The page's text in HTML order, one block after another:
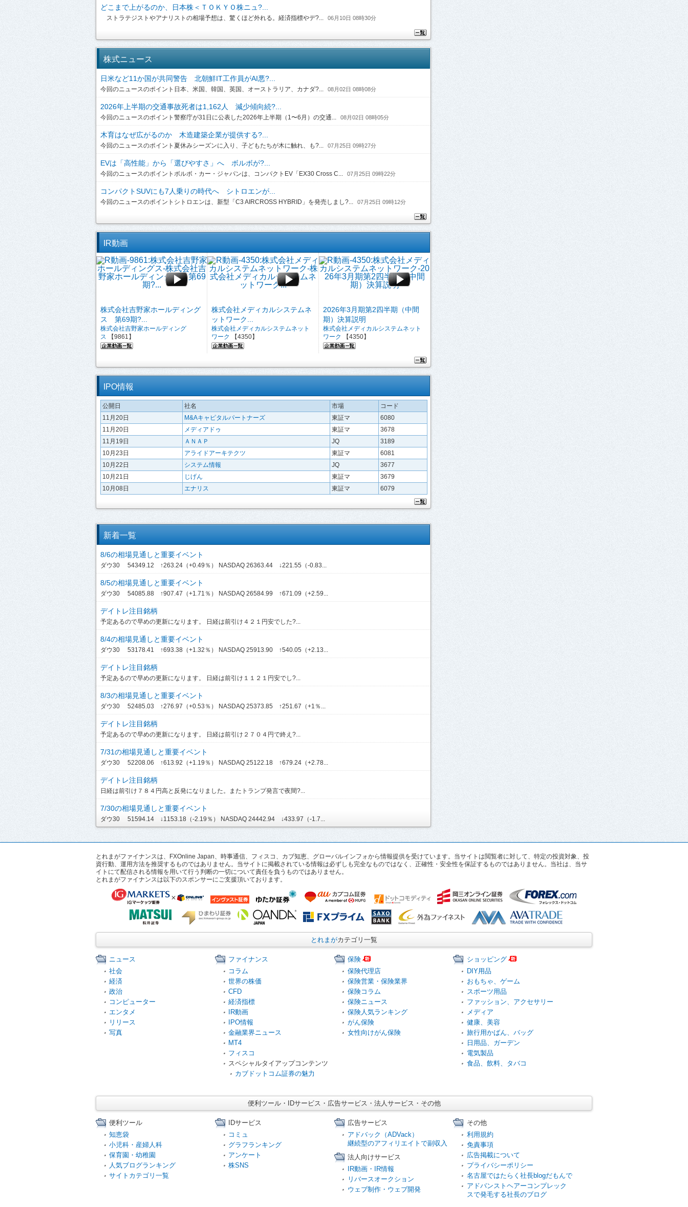
どこまで上がるのか、日本株＜ＴＯＫＹＯ株ニュ?...
ストラテジストやアナリストの相場予想は、驚くほど外れる。経済指標やデ?... 06月10日 08時30分
株式ニュース
日米など11か国が共同警告 北朝鮮IT工作員がAI悪?...
今回のニュースのポイント日本、米国、韓国、英国、オーストラリア、カナダ?... 08月02日 08時08分
2026年上半期の交通事故死者は1,162人 減少傾向続?...
今回のニュースのポイント警察庁が31日に公表した2026年上半期（1〜6月）の交通... 08月02日 08時05分
木育はなぜ広がるのか 木造建築企業が提供する?...
今回のニュースのポイント夏休みシーズンに入り、子どもたちが木に触れ、も?... 07月25日 09時27分
EVは「高性能」から「選びやすさ」へ ボルボが?...
今回のニュースのポイントボルボ・カー・ジャパンは、コンパクトEV「EX30 Cross C... 07月25日 09時22分
コンパクトSUVにも7人乗りの時代へ シトロエンが...
今回のニュースのポイントシトロエンは、新型「C3 AIRCROSS HYBRID」を発売しまし?... 07月25日 09時12分
IR動画
株式会社吉野家ホールディング
ス 第69期?...
株式会社吉野家ホールディング
ス 【9861】
株式会社メディカルシステムネ
ットワーク...
株式会社メディカルシステムネット
ワーク
【4350】
2026年3月期第2四半期（中間
期）決算説明
株式会社メディカルシステムネット
ワーク
【4350】
IPO情報
公開日 社名 市場
コード
11月20日
M&Aキャピタルパートナーズ 東証マ
6080
11月20日
メディアドゥ 東証マ
3678
11月19日
ＡＮＡＰ JQ
3189
10月23日
アライドアーキテクツ 東証マ
6081
10月22日
システム情報 JQ
3677
10月21日
じげん 東証マ
3679
10月08日
エナリス 東証マ 6079
新着一覧
8/6の相場見通しと重要イベント
ダウ30 54349.12 ↑263.24（+0.49％） NASDAQ 26363.44 ↓221.55（-0.83...
8/5の相場見通しと重要イベント
ダウ30 54085.88 ↑907.47（+1.71％） NASDAQ 26584.99 ↑671.09（+2.59...
デイトレ注目銘柄
予定あるので早めの更新になります。 日経は前引け４２１円安でした?...
8/4の相場見通しと重要イベント
ダウ30 53178.41 ↑693.38（+1.32％） NASDAQ 25913.90 ↑540.05（+2.13...
デイトレ注目銘柄
予定あるので早めの更新になります。 日経は前引け１１２１円安でし?...
8/3の相場見通しと重要イベント
ダウ30 52485.03 ↑276.97（+0.53％） NASDAQ 25373.85 ↑251.67（+1％...
デイトレ注目銘柄
予定あるので早めの更新になります。 日経は前引け２７０４円で終え?...
7/31の相場見通しと重要イベント
ダウ30 52208.06 ↑613.92（+1.19％） NASDAQ 25122.18 ↑679.24（+2.78...
デイトレ注目銘柄
日経は前引け７８４円高と反発になりました。またトランプ発言で夜間?...
7/30の相場見通しと重要イベント
ダウ30 51594.14 ↓1153.18（-2.19％） NASDAQ 24442.94 ↓433.97（-1.7...
とれまがファイナンスは、FXOnline Japan、時事通信、フィスコ、カブ知恵、グローバルインフォから情報提供を受けています。当サイトは閲覧者に対して、特定の投資対象、投
資行動、運用方法を推奨するものではありません。当サイトに掲載されている情報は必ずしも完全なものではなく、正確性・安全性を保証するものではありません。当社は、当サ
イトにて配信される情報を用いて行う判断の一切について責任を負うものではありません。
とれまがファイナンスは以下のスポンサーにご支援頂いております。
とれまがカテゴリ一覧
ニュース
社会
経済
政治
コンピューター
エンタメ
リリース
写真
ファイナンス
コラム
世界の株価
CFD
経済指標
IR動画
IPO情報
金融業界ニュース
MT4
フィスコ
スペシャルタイアップコンテンツ
カブドットコム証券の魅力
保険
保険代理店
保険営業・保険業界
保険コラム
保険ニュース
保険人気ランキング
がん保険
女性向けがん保険
ショッピング
DIY用品
おもちゃ、ゲーム
スポーツ用品
ファッション、アクセサリー
メディア
健康、美容
旅行用かばん、バッグ
日用品、ガーデン
電気製品
食品、飲料、タバコ
便利ツール・IDサービス・広告サービス・法人サービス・その他
便利ツール
知恵袋
小児科・産婦人科
保育園・幼稚園
人気ブログランキング
サイトカテゴリ一覧
IDサービス
コミュ
グラフランキング
アンケート
株SNS
広告サービス
アドバック（ADVack）
継続型のアフィリエイトで副収入
法人向けサービス
IR動画・IR情報
リバースオークション
ウェブ制作・ウェブ開発
その他
利用規約
免責事項
広告掲載について
プライバシーポリシー
名古屋ではたらく社長blogだもんで
アドバンストヘアーコンプレック
スで発毛する社長のブログ